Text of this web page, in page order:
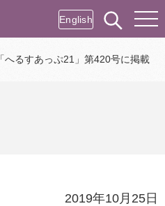
English
「へるすあっぷ21」第420号に掲載
2019年10月25日